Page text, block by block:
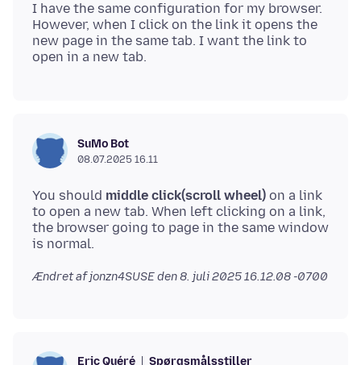
I have the same configuration for my browser.
However, when I click on the link it opens the
new page in the same tab. I want the link to
SuMo Bot
08.07.2025 16.11
You should middle click(scroll wheel) on a link
to open a new tab. When left clicking on a link,
the browser going to page in the same window
Ændret af jonzn4SUSE den8. juli 2025 16.12.08 -0700
Eric Quéré Spørgsmålsstiller